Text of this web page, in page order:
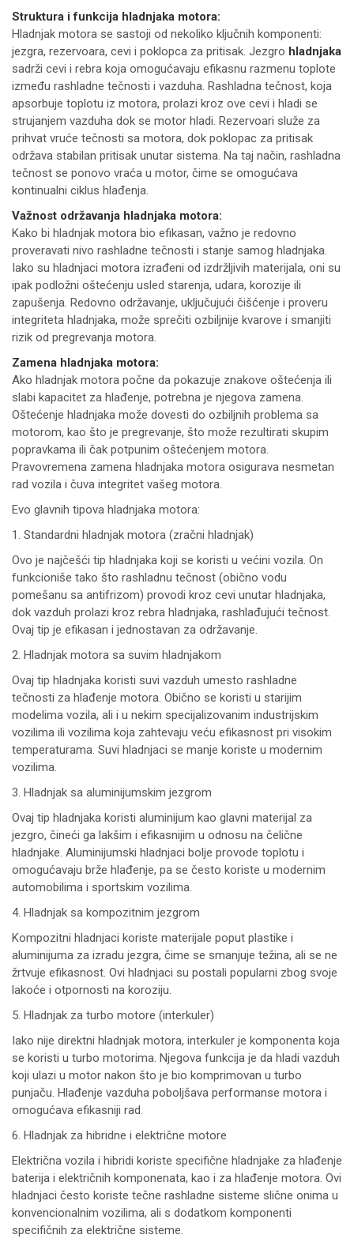
Struktura i funkcija hladnjaka motora:
Hladnjak motora se sastoji od nekoliko ključnih komponenti:
jezgra, rezervoara, cevi i poklopca za pritisak. Jezgro hladnjaka
sadrži cevi i rebra koja omogućavaju efikasnu razmenu toplote
između rashladne tečnosti i vazduha. Rashladna tečnost, koja
apsorbuje toplotu iz motora, prolazi kroz ove cevi i hladi se
strujanjem vazduha dok se motor hladi. Rezervoari služe za
prihvat vruće tečnosti sa motora, dok poklopac za pritisak
održava stabilan pritisak unutar sistema. Na taj način, rashladna
tečnost se ponovo vraća u motor, čime se omogućava
kontinualni ciklus hlađenja.
Važnost održavanja hladnjaka motora:
Kako bi hladnjak motora bio efikasan, važno je redovno
proveravati nivo rashladne tečnosti i stanje samog hladnjaka.
Iako su hladnjaci motora izrađeni od izdržljivih materijala, oni su
ipak podložni oštećenju usled starenja, udara, korozije ili
zapušenja. Redovno održavanje, uključujući čišćenje i proveru
integriteta hladnjaka, može sprečiti ozbiljnije kvarove i smanjiti
rizik od pregrevanja motora.
Zamena hladnjaka motora:
Ako hladnjak motora počne da pokazuje znakove oštećenja ili
slabi kapacitet za hlađenje, potrebna je njegova zamena.
Oštećenje hladnjaka može dovesti do ozbiljnih problema sa
motorom, kao što je pregrevanje, što može rezultirati skupim
popravkama ili čak potpunim oštećenjem motora.
Pravovremena zamena hladnjaka motora osigurava nesmetan
rad vozila i čuva integritet vašeg motora.
Evo glavnih tipova hladnjaka motora:
1. Standardni hladnjak motora (zračni hladnjak)
Ovo je najčešći tip hladnjaka koji se koristi u većini vozila. On
funkcioniše tako što rashladnu tečnost (obično vodu
pomešanu sa antifrizom) provodi kroz cevi unutar hladnjaka,
dok vazduh prolazi kroz rebra hladnjaka, rashlađujući tečnost.
Ovaj tip je efikasan i jednostavan za održavanje.
2. Hladnjak motora sa suvim hladnjakom
Ovaj tip hladnjaka koristi suvi vazduh umesto rashladne
tečnosti za hlađenje motora. Obično se koristi u starijim
modelima vozila, ali i u nekim specijalizovanim industrijskim
vozilima ili vozilima koja zahtevaju veću efikasnost pri visokim
temperaturama. Suvi hladnjaci se manje koriste u modernim
vozilima.
3. Hladnjak sa aluminijumskim jezgrom
Ovaj tip hladnjaka koristi aluminijum kao glavni materijal za
jezgro, čineći ga lakšim i efikasnijim u odnosu na čelične
hladnjake. Aluminijumski hladnjaci bolje provode toplotu i
omogućavaju brže hlađenje, pa se često koriste u modernim
automobilima i sportskim vozilima.
4. Hladnjak sa kompozitnim jezgrom
Kompozitni hladnjaci koriste materijale poput plastike i
aluminijuma za izradu jezgra, čime se smanjuje težina, ali se ne
žrtvuje efikasnost. Ovi hladnjaci su postali popularni zbog svoje
lakoće i otpornosti na koroziju.
5. Hladnjak za turbo motore (interkuler)
Iako nije direktni hladnjak motora, interkuler je komponenta koja
se koristi u turbo motorima. Njegova funkcija je da hladi vazduh
koji ulazi u motor nakon što je bio komprimovan u turbo
punjaču. Hlađenje vazduha poboljšava performanse motora i
omogućava efikasniji rad.
6. Hladnjak za hibridne i električne motore
Električna vozila i hibridi koriste specifične hladnjake za hlađenje
baterija i električnih komponenata, kao i za hlađenje motora. Ovi
hladnjaci često koriste tečne rashladne sisteme slične onima u
konvencionalnim vozilima, ali s dodatkom komponenti
specifičnih za električne sisteme.